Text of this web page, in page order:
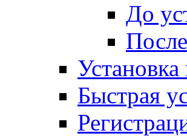
До
Быстрая